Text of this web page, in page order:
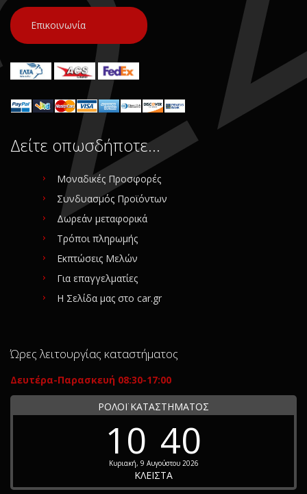
Επικοινωνία
Δείτε οπωσδήποτε…
Μοναδικές Προσφορές
Συνδυασμός Προϊόντων
Δωρεάν μεταφορικά
Τρόποι πληρωμής
Εκπτώσεις Μελών
Για επαγγελματίες
Η Σελίδα μας στο car.gr
Ώρες λειτουργίας καταστήματος
Δευτέρα-Παρασκευή 08:30-17:00
ΡΟΛΟΪ ΚΑΤΑΣΤΗΜΑΤΟΣ
10 40
Κυριακή, 9 Αυγούστου 2026
ΚΛΕΙΣΤΑ